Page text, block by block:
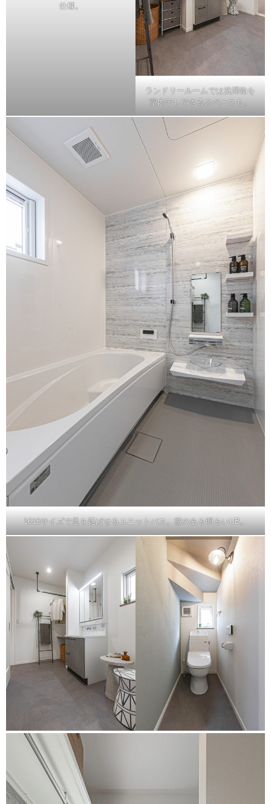
仕様。
ランドリールームでは洗濯物を
室内干しできるスペースも。
1616サイズで足を延ばせるユニットバス。窓のある明るいUB。